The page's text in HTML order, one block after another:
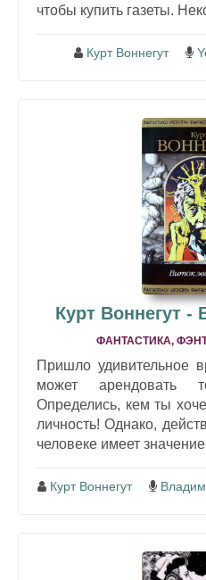
чтобы купить газеты.
Курт Воннегут
Курт Воннегут -
ФАНТАСТИКА,
Пришло удивительное
может арендовать
Определись, кем ты
личность! Однако,
человеке имеет
Курт Воннегут